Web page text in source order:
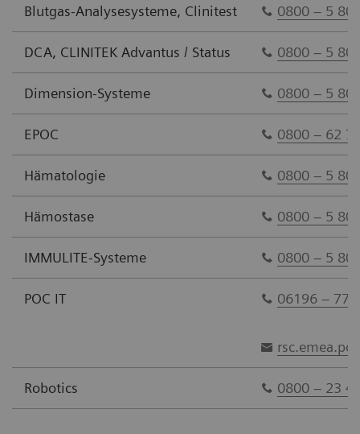
Blutgas-Analysesysteme, Clinitest 0800 – 5
DCA, CLINITEK Advantus / Status 0800 – 5
Dimension-Systeme 0800 – 5
EPOC 0800 – 62
Hämatologie 0800 – 5
Hämostase 0800 – 5
IMMULITE-Systeme 0800 – 5
POC IT 06196 –
Robotics 0800 – 23